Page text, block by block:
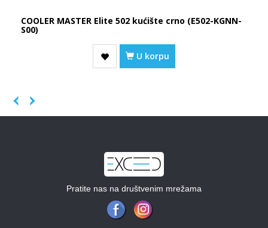
COOLER MASTER Elite 502 kućište crno (E502-KGNN-
S00)
U korpu
Pratite nas na društvenim mrežama